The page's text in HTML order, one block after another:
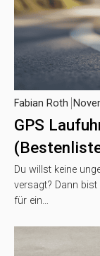
GPS
Fabian Roth
Du willst keine
versagt? Dann
für ein…